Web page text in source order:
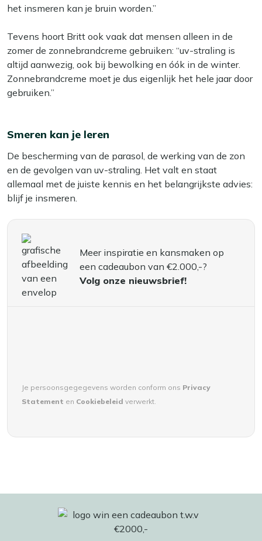
het insmeren kan je bruin worden.”
Tevens hoort Britt ook vaak dat mensen alleen in de
zomer de zonnebrandcreme gebruiken: “uv-straling is
altijd aanwezig, ook bij bewolking en óók in de winter.
Zonnebrandcreme moet je dus eigenlijk het hele jaar door
gebruiken.”
Smeren kan je leren
De bescherming van de parasol, de werking van de zon
en de gevolgen van uv-straling. Het valt en staat
allemaal met de juiste kennis en het belangrijkste advies:
blijf je insmeren.
Meer inspiratie en kansmaken op
een cadeaubon van €2.000,-?
Volg onze nieuwsbrief!
Je persoonsgegegevens worden conform ons Privacy
Statement en Cookiebeleid verwerkt.